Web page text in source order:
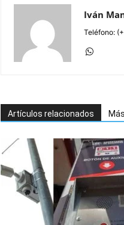
Iván
Teléfono:
Artículos relacionados